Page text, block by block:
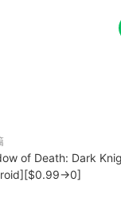
of Death: Dark